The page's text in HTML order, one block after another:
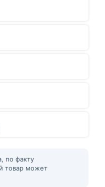
по факту
товар может